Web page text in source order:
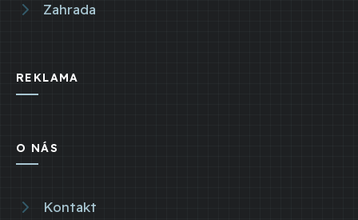
Zahrada
REKLAMA
O NÁS
Kontakt